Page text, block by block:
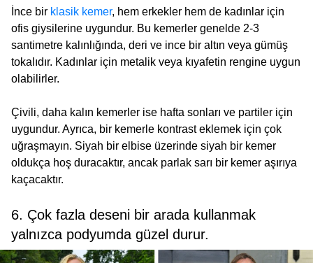
İnce bir klasik kemer, hem erkekler hem de kadınlar için
ofis giysilerine uygundur. Bu kemerler genelde 2-3
santimetre kalınlığında, deri ve ince bir altın veya gümüş
tokalıdır. Kadınlar için metalik veya kıyafetin rengine uygun
olabilirler.
Çivili, daha kalın kemerler ise hafta sonları ve partiler için
uygundur. Ayrıca, bir kemerle kontrast eklemek için çok
uğraşmayın. Siyah bir elbise üzerinde siyah bir kemer
oldukça hoş duracaktır, ancak parlak sarı bir kemer aşırıya
kaçacaktır.
6. Çok fazla deseni bir arada kullanmak
yalnızca podyumda güzel durur.